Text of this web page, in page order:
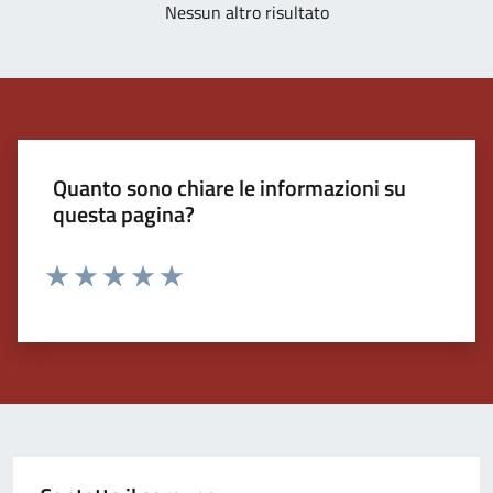
Nessun altro risultato
Quanto sono chiare le informazioni su
questa pagina?